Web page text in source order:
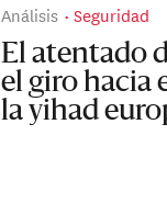
Análisis Seguridad
El atentado
el giro hacia
la yihad